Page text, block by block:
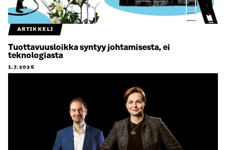
ARTIKKELI
Tuottavuusloikka syntyy johtamisesta, ei
teknologiasta
1.7.2026